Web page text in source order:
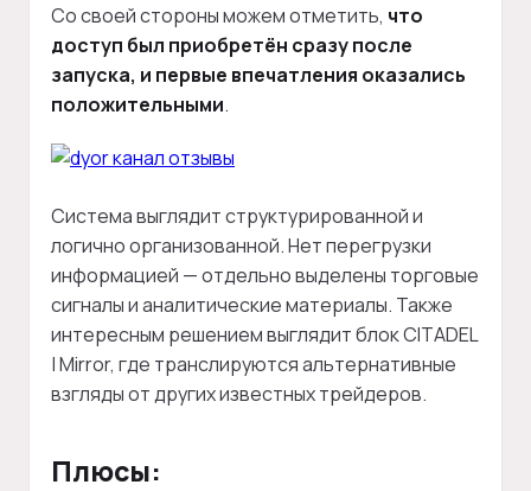
Со своей стороны можем отметить, что
доступ был приобретён сразу после
запуска, и первые впечатления оказались
положительными.
Система выглядит структурированной и
логично организованной. Нет перегрузки
информацией — отдельно выделены торговые
сигналы и аналитические материалы. Также
интересным решением выглядит блок CITADEL
| Mirror, где транслируются альтернативные
взгляды от других известных трейдеров.
Плюсы: